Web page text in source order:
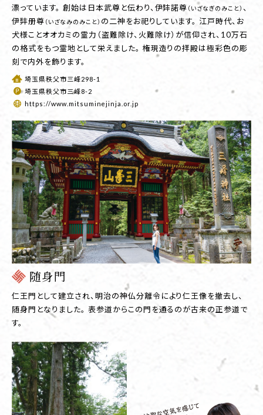
漂っています。 創始は日本武尊と伝わり、伊弉諾尊 （いざなぎのみこと） 、
伊弉册尊 （いざなみのみこと） の二神をお祀りしています。 江戸時代、お
犬様ことオオカミの霊力（盗難除け、火難除け）が信仰され、10万石
の格式をもつ霊地として栄えました。 権現造りの拝殿は極彩色の彫
刻で内外を飾ります。
埼玉県秩父市三峰298-1
埼玉県秩父市三峰8-2
https://www.mitsuminejinja.or.jp
随身門
仁王門として建立され、明治の神仏分離令により仁王像を撤去し、
随身門となりました。 表参道からこの門を通るのが古来の正参道で
す。